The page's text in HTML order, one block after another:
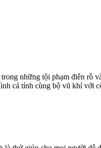
những tội phạm điên rồ
cá tính cùng bộ vũ khí với